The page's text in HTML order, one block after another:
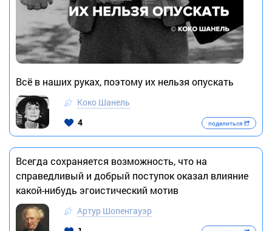
Всё в наших руках, поэтому их нельзя опускать
Коко Шанель
4
поделиться
Всегда сохраняется возможность, что на
справедливый и добрый поступок оказал влияние
какой-нибудь эгоистический мотив
Артур Шопенгауэр